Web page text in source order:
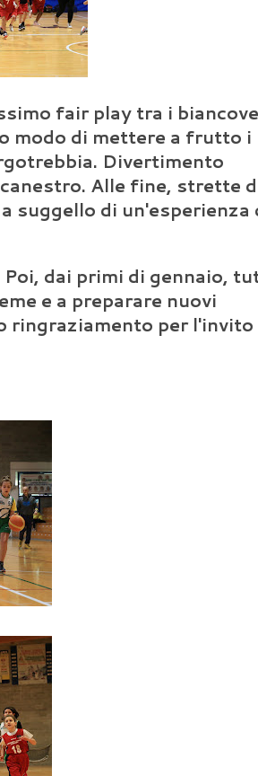
fair play tra i
modo di mettere a frutto i
Divertimento
Alle fine, strette
suggello di un'esperienza
dai primi di gennaio,
e a preparare nuovi
ringraziamento per l'invito